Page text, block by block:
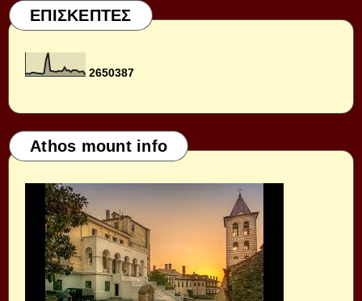
ΕΠΙΣΚΕΠΤΕΣ
2650387
Athos mount info